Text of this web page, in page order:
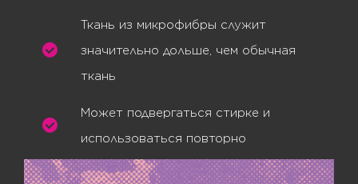
Ткань из микрофибры служит
значительно дольше, чем обычная
ткань
Может подвергаться стирке и
использоваться повторно